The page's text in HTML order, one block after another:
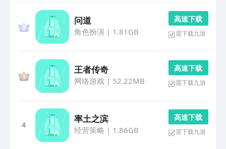
问道
角色扮演 | 1.81GB
高 速 下 载
需下载九游
王者传奇
网络游戏| 52.22MB
高 速 下 载
需下载九游
4
率土之滨
经营策略 | 1.86GB
高 速 下 载
需下载九游